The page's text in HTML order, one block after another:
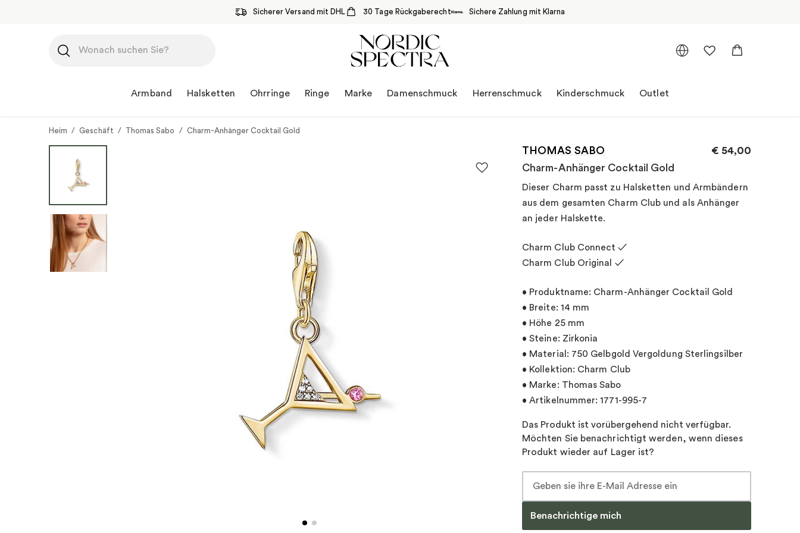
Sicherer Versand mit DHL 30 Tage Rückgaberecht Sichere Zahlung mit Klarna
Inhalt
springen
Armband Halsketten Ohrringe Ringe Marke Damenschmuck Herrenschmuck Kinderschmuck Outlet
Heim / Geschäft / Thomas Sabo / Charm-Anhänger Cocktail Gold
THOMAS SABO
Charm-Anhänger Cocktail Gold
€ 54,00
Dieser Charm passt zu Halsketten und Armbändern
aus dem gesamten Charm Club und als Anhänger
an jeder Halskette.
Charm Club Connect ✓
Charm Club Original ✓
• Produktname: Charm-Anhänger Cocktail Gold
• Breite: 14 mm
• Höhe 25 mm
• Steine: Zirkonia
• Material: 750 Gelbgold Vergoldung Sterlingsilber
• Kollektion: Charm Club
• Marke: Thomas Sabo
• Artikelnummer: 1771-995-7
Das Produkt ist vorübergehend nicht verfügbar.
Möchten Sie benachrichtigt werden, wenn dieses
Produkt wieder auf Lager ist?
Benachrichtige mich